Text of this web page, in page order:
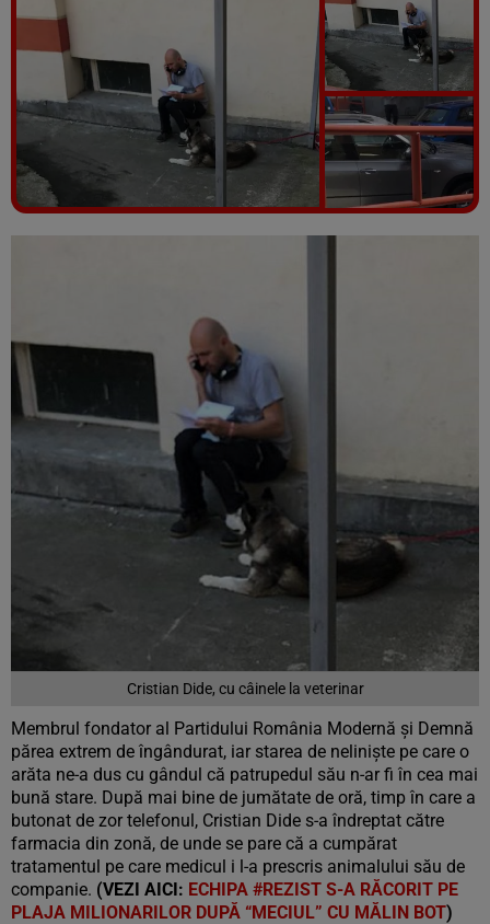
Vezi galeria foto
5 poze
Cristian Dide, cu câinele la veterinar
Membrul fondator al Partidului România Modernă și Demnă
părea extrem de îngândurat, iar starea de neliniște pe care o
arăta ne-a dus cu gândul că patrupedul său n-ar fi în cea mai
bună stare. După mai bine de jumătate de oră, timp în care a
butonat de zor telefonul, Cristian Dide s-a îndreptat către
farmacia din zonă, de unde se pare că a cumpărat
tratamentul pe care medicul i l-a prescris animalului său de
companie. (VEZI AICI: ECHIPA #REZIST S-A RĂCORIT PE
PLAJA MILIONARILOR DUPĂ “MECIUL” CU MĂLIN BOT)